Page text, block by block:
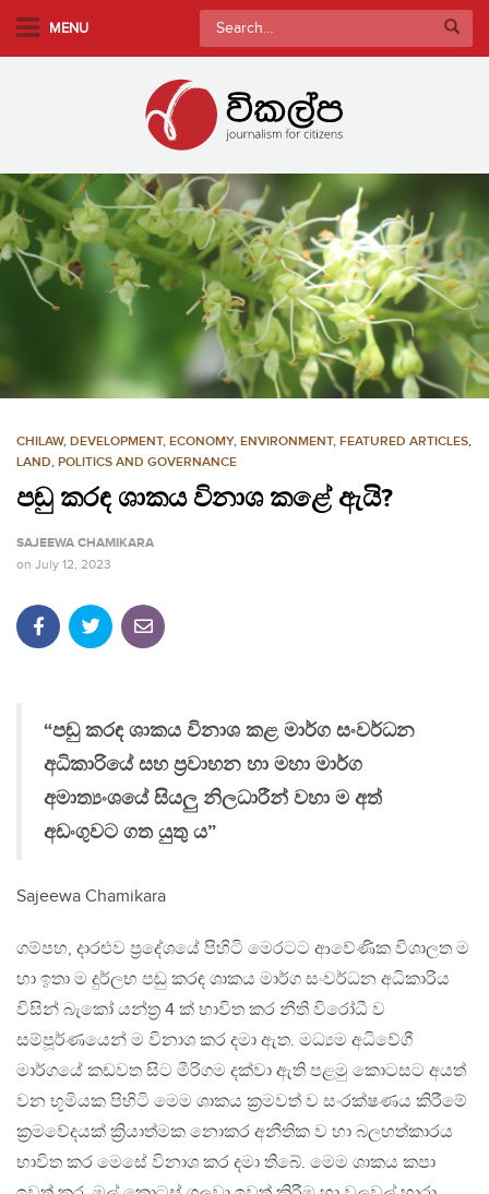
m
a
i
n
e
MENU
Search
for:
CHILAW, DEVELOPMENT, ECONOMY, ENVIRONMENT, FEATURED ARTICLES,
LAND, POLITICS AND GOVERNANCE
පඬු කරඳ ශාකය විනාශ කළේ ඇයි?
SAJEEWA CHAMIKARA
on July 12, 2023
“පඬු කරඳ ශාකය විනාශ කළ මාර්ග සංවර්ධන
අධිකාරියේ සහ ප්‍රවාහන හා මහා මාර්ග
අමාත්‍යංශයේ සියලු නිලධාරීන් වහා ම අත්
අඩංගුවට ගත යුතු ය”
Sajeewa Chamikara
ගම්පහ, දාරළුව ප්‍රදේශයේ පිහිටි මෙරටට ආවේණික විශාලත ම
හා ඉතා ම දුර්ලභ පඬු කරඳ ශාකය මාර්ග සංවර්ධන අධිකාරිය
විසින් බැකෝ යන්ත්‍ර 4 ක් භාවිත කර නීති විරෝධී ව
සම්පූර්ණයෙන් ම විනාශ කර දමා ඇත. මධ්‍යම අධිවේගී
මාර්ගයේ කඩවත සිට මීරිගම දක්වා ඇති පළමු කොටසට අයත්
වන භූමියක පිහිටි මෙම ශාකය ක්‍රමවත් ව සංරක්ෂණය කිරීමේ
ක්‍රමවේදයක් ක්‍රියාත්මක නොකර අනීතික ව හා බලහත්කාරය
භාවිත කර මෙසේ විනාශ කර දමා තිබේ. මෙම ශාකය කපා